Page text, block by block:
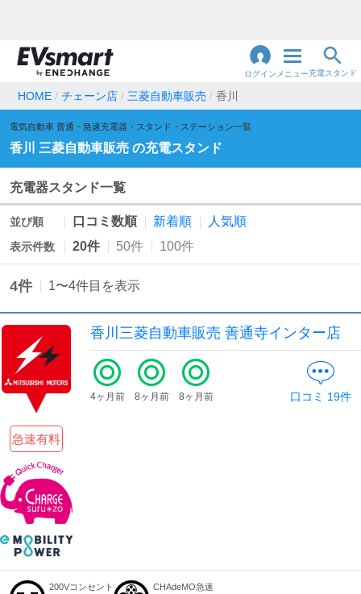
ログイン メニュー充電スタンド
地名・観光スポット・住所
充電器の種類
急速充電器のみ表示
認証システム
EV充電エネチェンジ e-Mobility Power
ディーラー
三菱ディーラーを表示
トヨタディーラーを表
示
充電器の出力
HOME チェーン店 三菱自動車販売 香川
電気自動車 普通・急速充電器・スタンド・ステーション一覧
香川 三菱自動車販売 の充電スタンド
充電器スタンド一覧
並び順 口コミ数順 新着順 人気順
表示件数 20件 50件 100件
4件 1〜4件目を表示
香川三菱自動車販売 善通寺インター店
急速有料
4ヶ月前 8ヶ月前 8ヶ月前 口コミ 19件
200Vコンセント CHAdeMO急速